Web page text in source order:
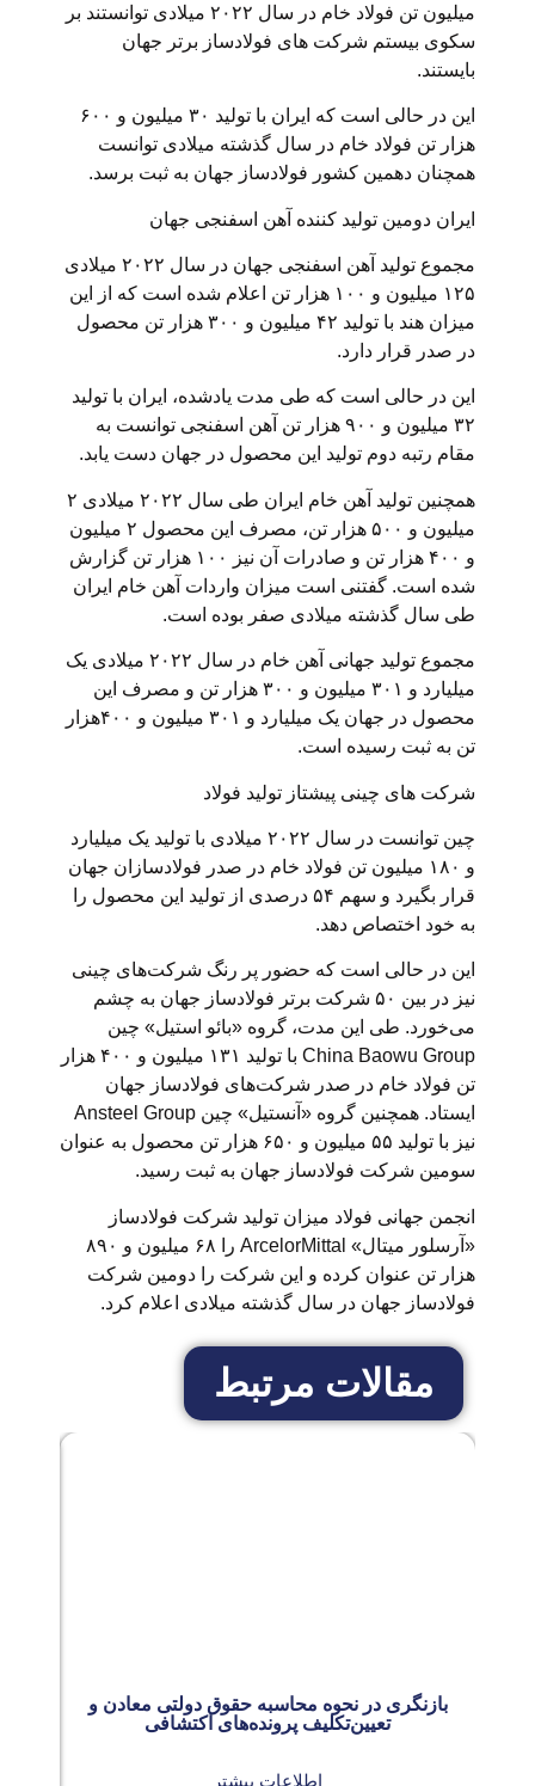
میلیون تن فولاد خام در سال ۲۰۲۲ میلادی توانستند بر
سکوی بیستم شرکت های فولادساز برتر جهان
بایستند.
این در حالی است که ایران با تولید ۳۰ میلیون و ۶۰۰
هزار تن فولاد خام در سال گذشته میلادی توانست
همچنان دهمین کشور فولادساز جهان به ثبت برسد.
ایران دومین تولید کننده آهن اسفنجی جهان
مجموع تولید آهن اسفنجی جهان در سال ۲۰۲۲ میلادی
۱۲۵ میلیون و ۱۰۰ هزار تن اعلام شده است که از این
میزان هند با تولید ۴۲ میلیون و ۳۰۰ هزار تن محصول
در صدر قرار دارد.
این در حالی است که طی مدت یادشده، ایران با تولید
۳۲ میلیون و ۹۰۰ هزار تن آهن اسفنجی توانست به
مقام رتبه دوم تولید این محصول در جهان دست یابد.
همچنین تولید آهن خام ایران طی سال ۲۰۲۲ میلادی ۲
میلیون و ۵۰۰ هزار تن، مصرف این محصول ۲ میلیون
و ۴۰۰ هزار تن و صادرات آن نیز ۱۰۰ هزار تن گزارش
شده است. گفتنی است میزان واردات آهن خام ایران
طی سال گذشته میلادی صفر بوده است.
مجموع تولید جهانی آهن خام در سال ۲۰۲۲ میلادی یک
میلیارد و ۳۰۱ میلیون و ۳۰۰ هزار تن و مصرف این
محصول در جهان یک میلیارد و ۳۰۱ میلیون و ۴۰۰هزار
تن به ثبت رسیده است.
شرکت های چینی پیشتاز تولید فولاد
چین توانست در سال ۲۰۲۲ میلادی با تولید یک میلیارد
و ۱۸۰ میلیون تن فولاد خام در صدر فولادسازان جهان
قرار بگیرد و سهم ۵۴ درصدی از تولید این محصول را
به خود اختصاص دهد.
این در حالی است که حضور پر رنگ شرکت‌های چینی
نیز در بین ۵۰ شرکت برتر فولادساز جهان به چشم
می‌خورد. طی این مدت، گروه «بائو استیل» چین
China Baowu Group با تولید ۱۳۱ میلیون و ۴۰۰ هزار
تن فولاد خام در صدر شرکت‌های فولادساز جهان
ایستاد. همچنین گروه «آنستیل» چین Ansteel Group
نیز با تولید ۵۵ میلیون و ۶۵۰ هزار تن محصول به عنوان
سومین شرکت فولادساز جهان به ثبت رسید.
انجمن جهانی فولاد میزان تولید شرکت فولادساز
«آرسلور میتال» ArcelorMittal را ۶۸ میلیون و ۸۹۰
هزار تن عنوان کرده و این شرکت را دومین شرکت
فولادساز جهان در سال گذشته میلادی اعلام کرد.
مقالات مرتبط
بازنگری در نحوه محاسبه حقوق دولتی معادن و
تعیین‌تکلیف پرونده‌های اکتشافی
اطلاعات بیشتر